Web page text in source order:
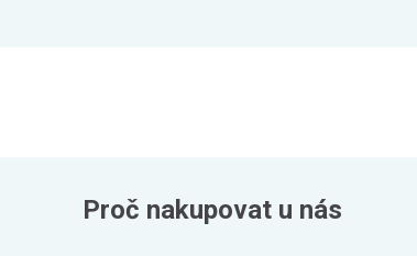
Proč nakupovat u nás